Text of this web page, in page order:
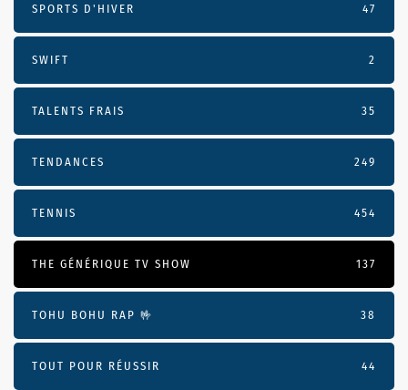
SPORTS D'HIVER 47
SWIFT 2
TALENTS FRAIS 35
TENDANCES 249
TENNIS 454
THE GÉNÉRIQUE TV SHOW 137
TOHU BOHU RAP 🤟 38
TOUT POUR RÉUSSIR 44